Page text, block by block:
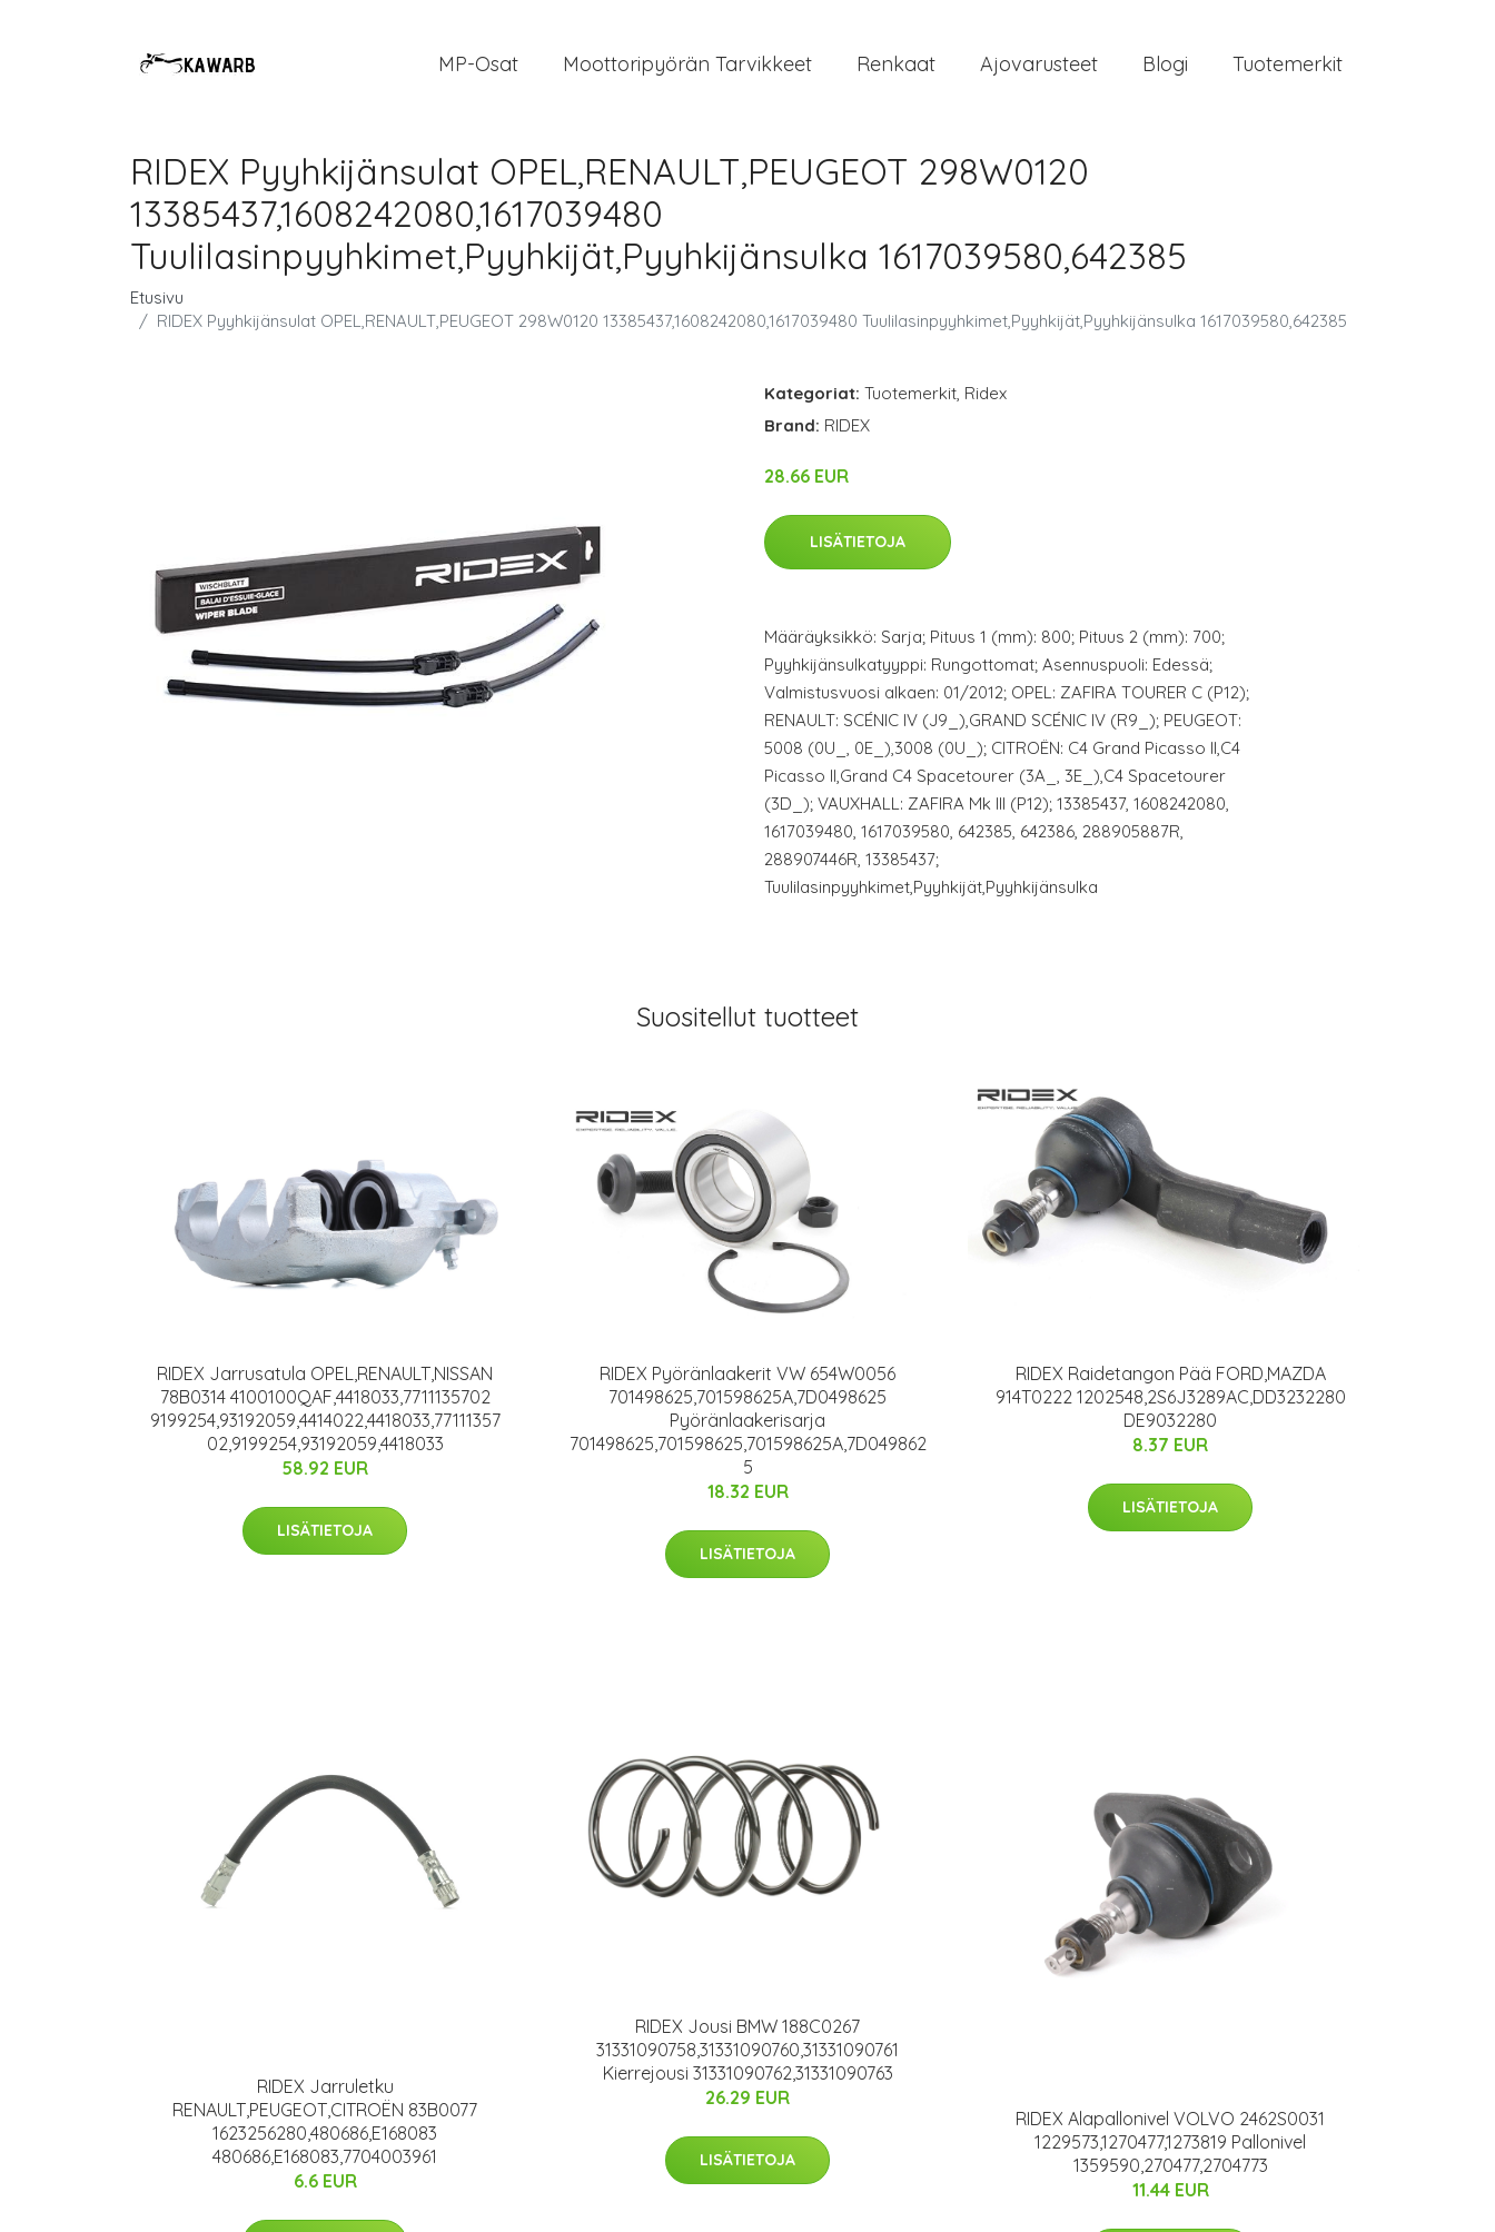
MP-Osat Moottoripyörän Tarvikkeet Renkaat Ajovarusteet Blogi Tuotemerkit
RIDEX Pyyhkijänsulat OPEL,RENAULT,PEUGEOT 298W0120
13385437,1608242080,1617039480
Tuulilasinpyyhkimet,Pyyhkijät,Pyyhkijänsulka 1617039580,642385
Etusivu
RIDEX Pyyhkijänsulat OPEL,RENAULT,PEUGEOT 298W0120 13385437,1608242080,1617039480 Tuulilasinpyyhkimet,Pyyhkijät,Pyyhkijänsulka 1617039580,642385
Kategoriat: Tuotemerkit, Ridex
Brand: RIDEX
28.66 EUR
LISÄTIETOJA
Määräyksikkö: Sarja; Pituus 1 (mm): 800; Pituus 2 (mm): 700;
Pyyhkijänsulkatyyppi: Rungottomat; Asennuspuoli: Edessä;
Valmistusvuosi alkaen: 01/2012; OPEL: ZAFIRA TOURER C (P12);
RENAULT: SCÉNIC IV (J9_),GRAND SCÉNIC IV (R9_); PEUGEOT:
5008 (0U_, 0E_),3008 (0U_); CITROËN: C4 Grand Picasso II,C4
Picasso II,Grand C4 Spacetourer (3A_, 3E_),C4 Spacetourer
(3D_); VAUXHALL: ZAFIRA Mk III (P12); 13385437, 1608242080,
1617039480, 1617039580, 642385, 642386, 288905887R,
288907446R, 13385437;
Tuulilasinpyyhkimet,Pyyhkijät,Pyyhkijänsulka
Suositellut tuotteet
RIDEX Jarrusatula OPEL,RENAULT,NISSAN
78B0314 4100100QAF,4418033,7711135702
9199254,93192059,4414022,4418033,77111357
02,9199254,93192059,4418033
58.92 EUR
LISÄTIETOJA
RIDEX Pyöränlaakerit VW 654W0056
701498625,701598625A,7D0498625
Pyöränlaakerisarja
701498625,701598625,701598625A,7D049862
5
18.32 EUR
LISÄTIETOJA
RIDEX Raidetangon Pää FORD,MAZDA
914T0222 1202548,2S6J3289AC,DD3232280
DE9032280
8.37 EUR
LISÄTIETOJA
RIDEX Jarruletku
RENAULT,PEUGEOT,CITROËN 83B0077
1623256280,480686,E168083
480686,E168083,7704003961
6.6 EUR
RIDEX Jousi BMW 188C0267
31331090758,31331090760,31331090761
Kierrejousi 31331090762,31331090763
26.29 EUR
LISÄTIETOJA
RIDEX Alapallonivel VOLVO 2462S0031
1229573,1270477,1273819 Pallonivel
1359590,270477,2704773
11.44 EUR